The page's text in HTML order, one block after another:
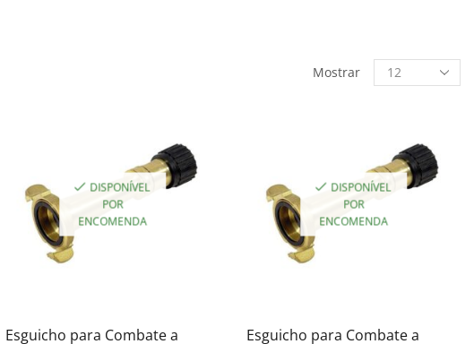
Mostrar
DISPONÍVEL
POR
ENCOMENDA
Esguicho para Combate a
DISPONÍVEL
POR
ENCOMENDA
Esguicho para Combate a